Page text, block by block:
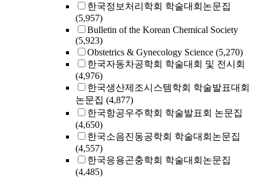
한국정보처리학회 학술대회논문집
(5,957)
Bulletin of the Korean Chemical Society
(5,923)
Obstetrics & Gynecology Science (5,270)
한국자동차공학회 학술대회 및 전시회
(4,976)
한국생산제조시스템학회 학술발표대회
논문집 (4,877)
한국항공우주학회 학술발표회 논문집
(4,650)
한국소음진동공학회 학술대회논문집
(4,557)
한국응용곤충학회 학술대회논문집
(4,485)